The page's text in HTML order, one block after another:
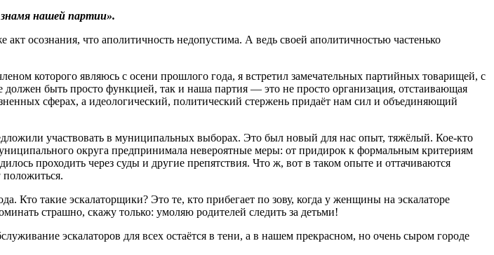
нашей партии».
осознания, что аполитичность недопустима. А ведь своей аполитичностью частенько
которого являюсь с осени прошлого года, я встретил замечательных партийных товарищей, с
быть просто функцией, так и наша партия — это не просто организация, отстаивающая
сферах, а идеологический, политический стержень придаёт нам сил и объединяющий
участвовать в муниципальных выборах. Это был новый для нас опыт, тяжёлый. Кое-кто
округа предпринимала невероятные меры: от придирок к формальным критериям
проходить через суды и другие препятствия. Что ж, вот в таком опыте и оттачиваются
положиться.
Кто такие эскалаторщики? Это те, кто прибегает по зову, когда у женщины на эскалаторе
страшно, скажу только: умоляю родителей следить за детьми!
эскалаторов для всех остаётся в тени, а в нашем прекрасном, но очень сыром городе